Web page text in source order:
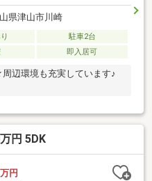
県津山市川崎
駐車2台
即入居可
辺環境も充実しています♪
円 5DK
万円